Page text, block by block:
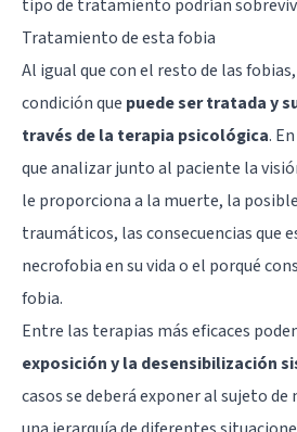
tipo de tratamiento podrían
Tratamiento de esta fobia
Al igual que con el resto de las
condición que puede ser tratada y
través de la terapia psicológica.
que analizar junto al paciente la
le proporciona a la muerte, la
traumáticos, las consecuencias que
necrofobia en su vida o el porqué
fobia.
Entre las terapias más eficaces
exposición y la desensibilización
casos se deberá exponer al sujeto